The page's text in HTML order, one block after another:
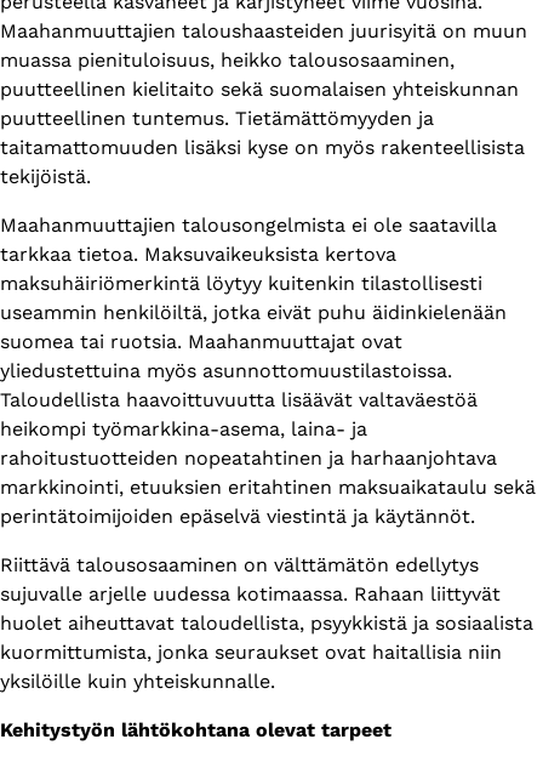
Maahanmuuttajien taloushaasteiden juurisyitä on muun
muassa pienituloisuus, heikko talousosaaminen,
puutteellinen kielitaito sekä suomalaisen yhteiskunnan
puutteellinen tuntemus. Tietämättömyyden ja
taitamattomuuden lisäksi kyse on myös rakenteellisista
tekijöistä.
Maahanmuuttajien talousongelmista ei ole saatavilla
tarkkaa tietoa. Maksuvaikeuksista kertova
maksuhäiriömerkintä löytyy kuitenkin tilastollisesti
useammin henkilöiltä, jotka eivät puhu äidinkielenään
suomea tai ruotsia. Maahanmuuttajat ovat
yliedustettuina myös asunnottomuustilastoissa.
Taloudellista haavoittuvuutta lisäävät valtaväestöä
heikompi työmarkkina-asema, laina- ja
rahoitustuotteiden nopeatahtinen ja harhaanjohtava
markkinointi, etuuksien eritahtinen maksuaikataulu sekä
perintätoimijoiden epäselvä viestintä ja käytännöt.
Riittävä talousosaaminen on välttämätön edellytys
sujuvalle arjelle uudessa kotimaassa. Rahaan liittyvät
huolet aiheuttavat taloudellista, psyykkistä ja sosiaalista
kuormittumista, jonka seuraukset ovat haitallisia niin
yksilöille kuin yhteiskunnalle.
Kehitystyön lähtökohtana olevat tarpeet